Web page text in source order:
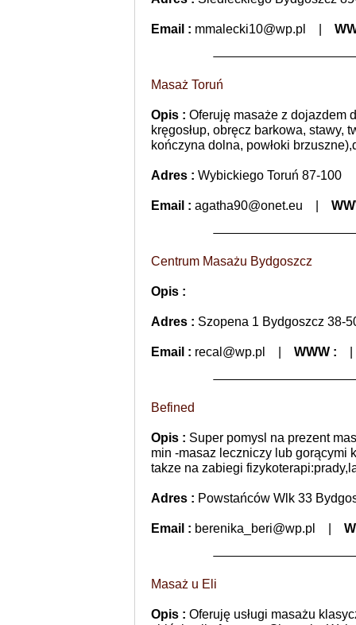
Email : mmalecki10@wp.pl |
Masaż Toruń
Opis : Oferuję masaże z dojazdem
kręgosłup, obręcz barkowa, stawy,
kończyna dolna, powłoki
Adres : Wybickiego Toruń 87-100
Email : agatha90@onet.eu |
Centrum Masażu Bydgoszcz
Opis :
Adres : Szopena 1 Bydgoszcz 38-
Email : recal@wp.pl | WWW :
Befined
Opis : Super pomysl na prezent
min -masaz leczniczy lub gorącymi
takze na zabiegi
Adres : Powstańców Wlk 33
Email : berenika_beri@wp.pl |
Masaż u Eli
Opis : Oferuję usługi masażu